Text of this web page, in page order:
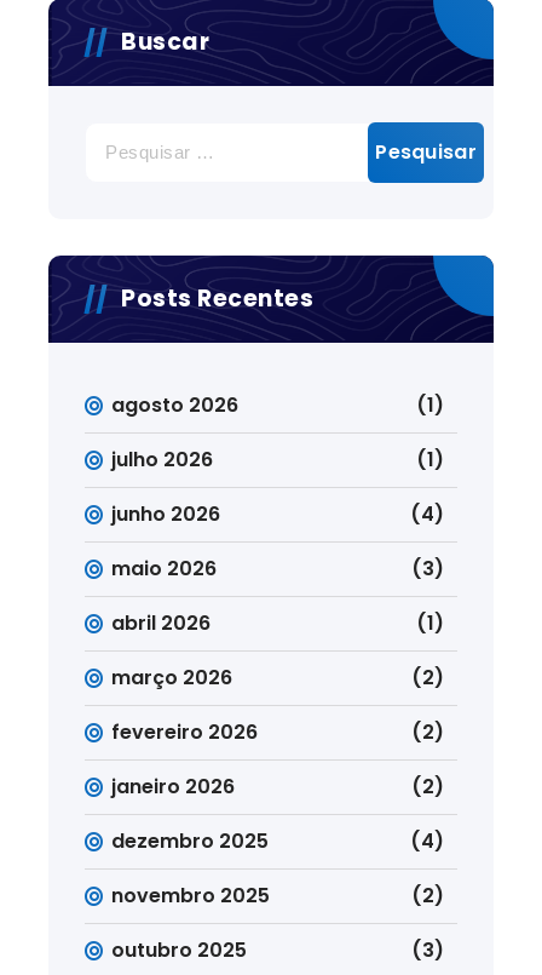
Buscar
por:
Posts Recentes
agosto 2026
(1)
julho 2026
(1)
junho 2026
(4)
maio 2026
(3)
abril 2026
(1)
março 2026
(2)
fevereiro 2026
(2)
janeiro 2026
(2)
dezembro 2025
(4)
novembro 2025
(2)
outubro 2025
(3)